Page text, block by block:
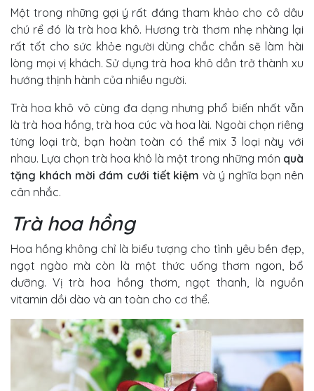
Một trong những gợi ý rất đáng tham khảo cho cô dâu
chú rể đó là trà hoa khô. Hương trà thơm nhẹ nhàng lại
rất tốt cho sức khỏe người dùng chắc chắn sẽ làm hài
lòng mọi vị khách. Sử dụng trà hoa khô dần trở thành xu
hướng thịnh hành của nhiều người.
Trà hoa khô vô cùng đa dạng nhưng phổ biến nhất vẫn
là trà hoa hồng, trà hoa cúc và hoa lài. Ngoài chọn riêng
từng loại trà, bạn hoàn toàn có thể mix 3 loại này với
nhau. Lựa chọn trà hoa khô là một trong những món quà
tặng khách mời đám cưới tiết kiệmvà ý nghĩa bạn nên
cân nhắc.
Trà hoa hồng
Hoa hồng không chỉ là biểu tượng cho tình yêu bền đẹp,
ngọt ngào mà còn là một thức uống thơm ngon, bổ
dưỡng. Vị trà hoa hồng thơm, ngọt thanh, là nguồn
vitamin dồi dào và an toàn cho cơ thể.